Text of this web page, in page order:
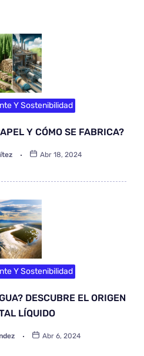
Y Sostenibilidad
Y CÓMO SE FABRICA?
Abr 18, 2024
Y Sostenibilidad
DESCUBRE EL ORIGEN
LÍQUIDO
Abr 6, 2024